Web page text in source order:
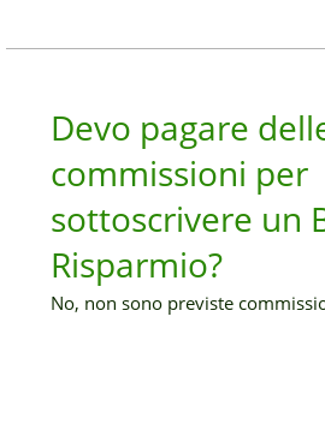
Devo pagare
commissioni per
sottoscrivere un
Risparmio?
No, non sono previste